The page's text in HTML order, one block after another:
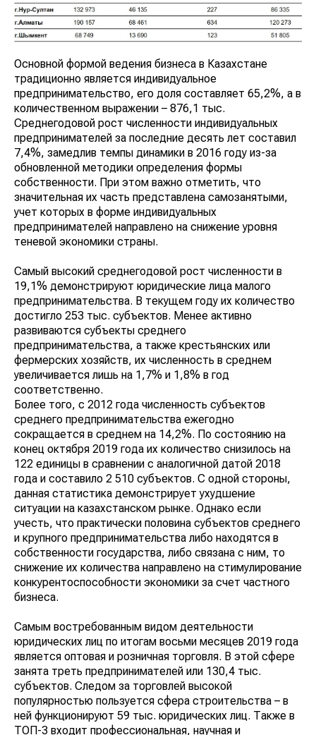
Основной формой ведения бизнеса в Казахстане
традиционно является индивидуальное
предпринимательство, его доля составляет 65,2%, а в
количественном выражении – 876,1 тыс.
Среднегодовой рост численности индивидуальных
предпринимателей за последние десять лет составил
7,4%, замедлив темпы динамики в 2016 году из-за
обновленной методики определения формы
собственности. При этом важно отметить, что
значительная их часть представлена самозанятыми,
учет которых в форме индивидуальных
предпринимателей направлено на снижение уровня
теневой экономики страны.
Самый высокий среднегодовой рост численности в
19,1% демонстрируют юридические лица малого
предпринимательства. В текущем году их количество
достигло 253 тыс. субъектов. Менее активно
развиваются субъекты среднего
предпринимательства, а также крестьянских или
фермерских хозяйств, их численность в среднем
увеличивается лишь на 1,7% и 1,8% в год
соответственно.
Более того, с 2012 года численность субъектов
среднего предпринимательства ежегодно
сокращается в среднем на 14,2%. По состоянию на
конец октября 2019 года их количество снизилось на
122 единицы в сравнении с аналогичной датой 2018
года и составило 2 510 субъектов. С одной стороны,
данная статистика демонстрирует ухудшение
ситуации на казахстанском рынке. Однако если
учесть, что практически половина субъектов среднего
и крупного предпринимательства либо находятся в
собственности государства, либо связана с ним, то
снижение их количества направлено на стимулирование
конкурентоспособности экономики за счет частного
бизнеса.
Самым востребованным видом деятельности
юридических лиц по итогам восьми месяцев 2019 года
является оптовая и розничная торговля. В этой сфере
занята треть предпринимателей или 130,4 тыс.
субъектов. Следом за торговлей высокой
популярностью пользуется сфера строительства – в
ней функционируют 59 тыс. юридических лиц. Также в
ТОП-3 входит профессиональная, научная и